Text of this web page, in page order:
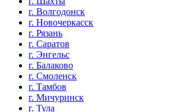
г. Волгодонск
г. Новочеркасск
г. Рязань
г. Саратов
г. Энгельс
г. Балаково
г. Смоленск
г. Тамбов
г. Мичуринск
г. Тула